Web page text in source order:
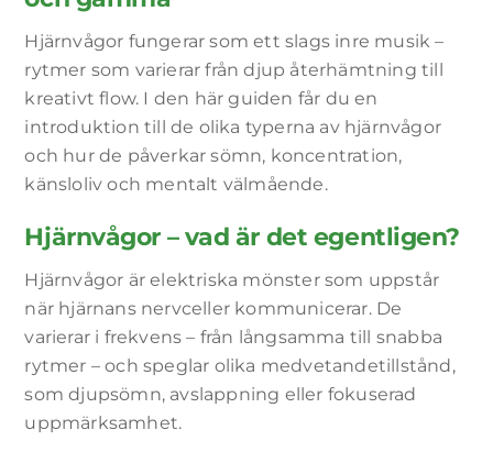
Hjärnvågor fungerar som ett slags inre musik –
rytmer som varierar från djup återhämtning till
kreativt flow. I den här guiden får du en
introduktion till de olika typerna av hjärnvågor
och hur de påverkar sömn, koncentration,
känsloliv och mentalt välmående.
Hjärnvågor – vad är det egentligen?
Hjärnvågor är elektriska mönster som uppstår
när hjärnans nervceller kommunicerar. De
varierar i frekvens – från långsamma till snabba
rytmer – och speglar olika medvetandetillstånd,
som djupsömn, avslappning eller fokuserad
uppmärksamhet.